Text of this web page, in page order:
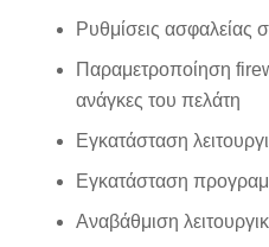
Ρυθμίσεις ασφαλείας
Παραμετροποίηση
ανάγκες του πελάτη
Εγκατάσταση
Εγκατάσταση
Αναβάθμιση